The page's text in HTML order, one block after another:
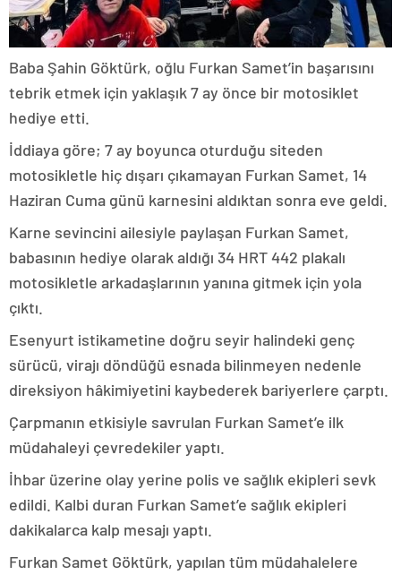
Baba Şahin Göktürk, oğlu Furkan Samet’in başarısını
tebrik etmek için yaklaşık 7 ay önce bir motosiklet
hediye etti.
İddiaya göre; 7 ay boyunca oturduğu siteden
motosikletle hiç dışarı çıkamayan Furkan Samet, 14
Haziran Cuma günü karnesini aldıktan sonra eve geldi.
Karne sevincini ailesiyle paylaşan Furkan Samet,
babasının hediye olarak aldığı 34 HRT 442 plakalı
motosikletle arkadaşlarının yanına gitmek için yola
çıktı.
Esenyurt istikametine doğru seyir halindeki genç
sürücü, virajı döndüğü esnada bilinmeyen nedenle
direksiyon hâkimiyetini kaybederek bariyerlere çarptı.
Çarpmanın etkisiyle savrulan Furkan Samet’e ilk
müdahaleyi çevredekiler yaptı.
İhbar üzerine olay yerine polis ve sağlık ekipleri sevk
edildi. Kalbi duran Furkan Samet’e sağlık ekipleri
dakikalarca kalp mesajı yaptı.
Furkan Samet Göktürk, yapılan tüm müdahalelere